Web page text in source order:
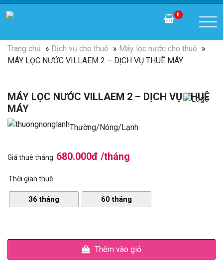
0
Trang chủ » Dịch vụ cho thuê » Máy lọc nước cho thuê »
MÁY LỌC NƯỚC VILLAEM 2 – DỊCH VỤ THUÊ MÁY
MÁY LỌC NƯỚC VILLAEM 2 – DỊCH VỤ THUÊ
MÁY
Thường/Nóng/Lạnh
Giá thuê tháng: 680.000đ /tháng
Thời gian thuê
36 tháng 60 tháng
Thêm vào giỏ